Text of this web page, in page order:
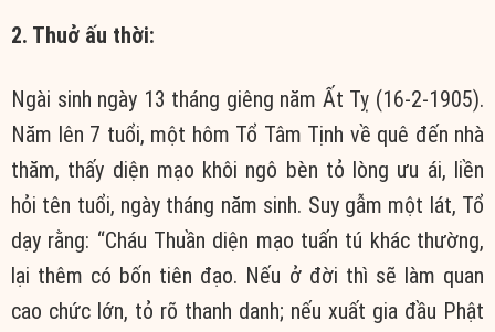
2. Thuở ấu thời:
Ngài sinh ngày 13 tháng giêng năm Ất Tỵ (16-2-1905).
Năm lên 7 tuổi, một hôm Tổ Tâm Tịnh về quê đến nhà
thăm, thấy diện mạo khôi ngô bèn tỏ lòng ưu ái, liền
hỏi tên tuổi, ngày tháng năm sinh. Suy gẫm một lát, Tổ
dạy rằng: “Cháu Thuần diện mạo tuấn tú khác thường,
lại thêm có bốn tiên đạo. Nếu ở đời thì sẽ làm quan
cao chức lớn, tỏ rõ thanh danh; nếu xuất gia đầu Phật